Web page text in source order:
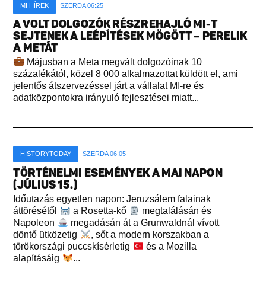
MI HÍREK SZERDA 06:25
A VOLT DOLGOZÓK RÉSZREHAJLÓ MI-T
SEJTENEK A LEÉPÍTÉSEK MÖGÖTT – PERELIK
A METÁT
Májusban a Meta megvált dolgozóinak 10
százalékától, közel 8 000 alkalmazottat küldött el, ami
jelentős átszervezéssel járt a vállalat MI-re és
adatközpontokra irányuló fejlesztései miatt...
HISTORYTODAY SZERDA 06:05
TÖRTÉNELMI ESEMÉNYEK A MAI NAPON
(JÚLIUS 15.)
Időutazás egyetlen napon: Jeruzsálem falainak
áttörésétől
a Rosetta-kő
megtalálásán és
Napoleon
megadásán át a Grunwaldnál vívott
döntő ütközetig
, sőt a modern korszakban a
törökországi puccskísérletig
és a Mozilla
alapításáig
...